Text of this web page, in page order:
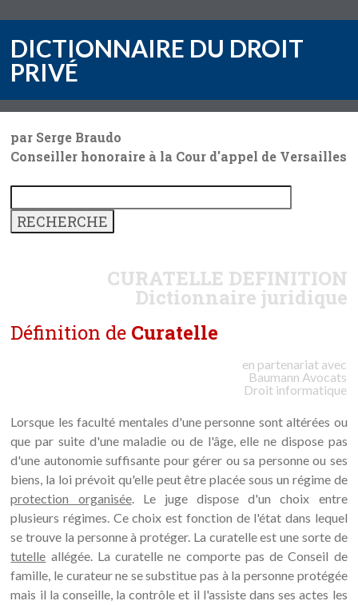
DICTIONNAIRE DU DROIT
PRIVÉ
par Serge Braudo
Conseiller honoraire à la Cour d'appel de Versailles
CURATELLE DEFINITION
Dictionnaire juridique
Définition de Curatelle
en partenariat avec
Baumann Avocats
Droit informatique
Lorsque les faculté mentales d'une personne sont altérées ou
que par suite d'une maladie ou de l'âge, elle ne dispose pas
d'une autonomie suffisante pour gérer ou sa personne ou ses
biens, la loi prévoit qu'elle peut être placée sous un régime de
protection organisée. Le juge dispose d'un choix entre
plusieurs régimes. Ce choix est fonction de l'état dans lequel
se trouve la personne à protéger. La curatelle est une sorte de
tutelle allégée. La curatelle ne comporte pas de Conseil de
famille, le curateur ne se substitue pas à la personne protégée
mais il la conseille, la contrôle et il l'assiste dans ses actes les